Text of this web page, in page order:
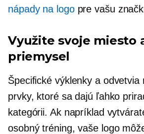
nápady na logopre vašu
Využite svoje miesto
priemysel
Špecifické výklenky a odvetvia
prvky, ktoré sa dajú ľahko
kategórii. Ak napríklad
osobný tréning, vaše logo